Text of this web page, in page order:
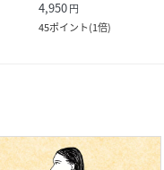
4,950円
45ポイント(1倍)